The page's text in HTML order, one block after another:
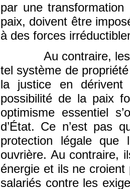
par une
paix, doivent être
à des forces
Au contraire, les
tel système de
la justice en
possibilité de la paix
optimisme essentiel
d’État. Ce n’est pas
protection légale que
ouvrière. Au contraire,
énergie et ils ne
salariés contre les